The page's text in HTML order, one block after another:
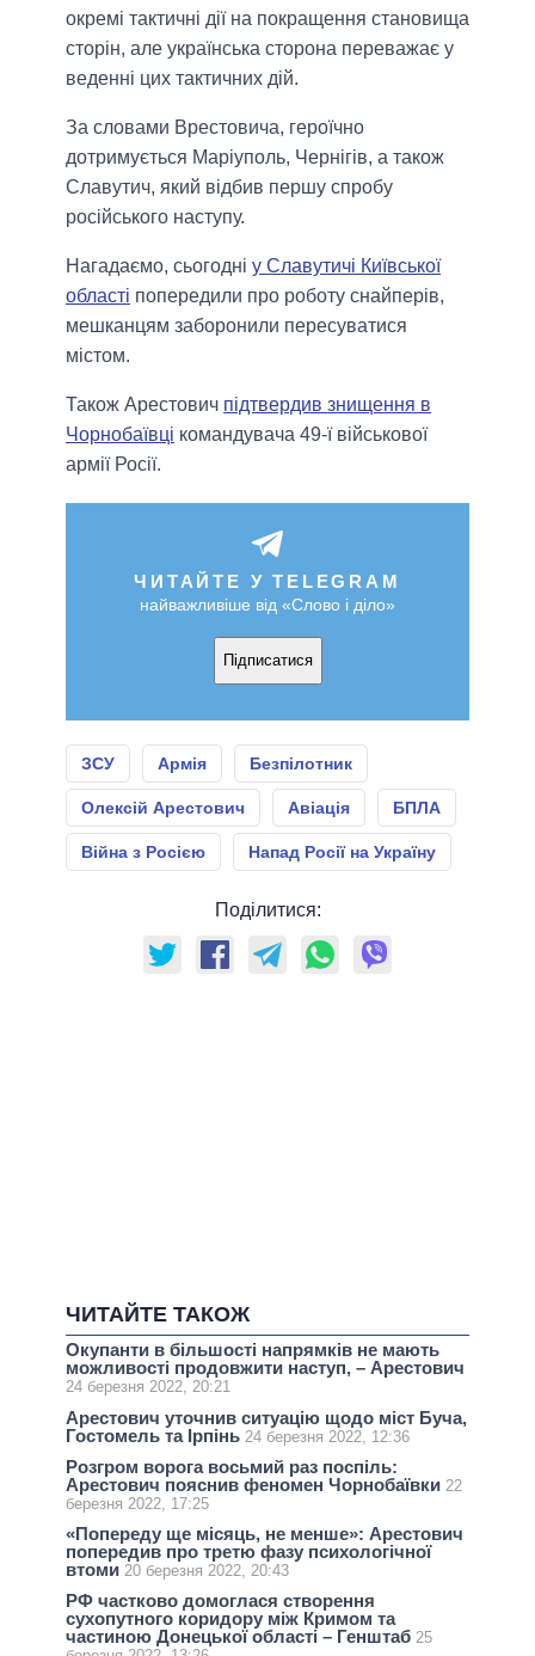
окремі тактичні дії на покращення становища
сторін, але українська сторона переважає у
веденні цих тактичних дій.
За словами Врестовича, героїчно
дотримується Маріуполь, Чернігів, а також
Славутич, який відбив першу спробу
російського наступу.
Нагадаємо, сьогодні у Славутичі Київської
області попередили про роботу снайперів,
мешканцям заборонили пересуватися
містом.
Також Арестович підтвердив знищення в
Чорнобаївці командувача 49-ї військової
армії Росії.
ЧИТАЙТЕ У TELEGRAM
найважливіше від «Слово і діло»
Підписатися
ЗСУ Армія Безпілотник
Олексій Арестович Авіація БПЛА
Війна з Росією Напад Росії на Україну
Поділитися:
ЧИТАЙТЕ ТАКОЖ
Окупанти в більшості напрямків не мають
можливості продовжити наступ, – Арестович
24 березня 2022, 20:21
Арестович уточнив ситуацію щодо міст Буча,
Гостомель та Ірпінь 24 березня 2022, 12:36
Розгром ворога восьмий раз поспіль:
Арестович пояснив феномен Чорнобаївки 22
березня 2022, 17:25
«Попереду ще місяць, не менше»: Арестович
попередив про третю фазу психологічної
втоми 20 березня 2022, 20:43
РФ частково домоглася створення
сухопутного коридору між Кримом та
частиною Донецької області – Генштаб 25